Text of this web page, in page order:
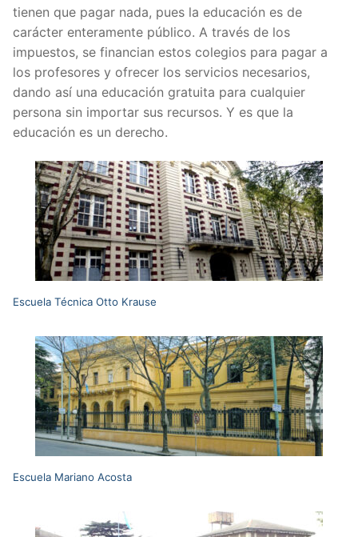
tienen que pagar nada, pues la educación es de
carácter enteramente público. A través de los
impuestos, se financian estos colegios para pagar a
los profesores y ofrecer los servicios necesarios,
dando así una educación gratuita para cualquier
persona sin importar sus recursos. Y es que la
educación es un derecho.
Escuela Técnica Otto Krause
Escuela Mariano Acosta